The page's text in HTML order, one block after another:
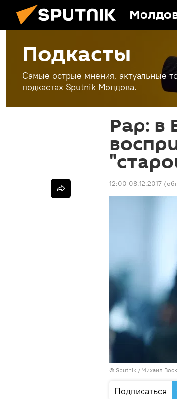
Подкасты
Самые острые мнения, актуальные
подкастах Sputnik Молдова.
Рар: в
12:00 08.12.2017
© Sputnik / Михаил
Подписаться